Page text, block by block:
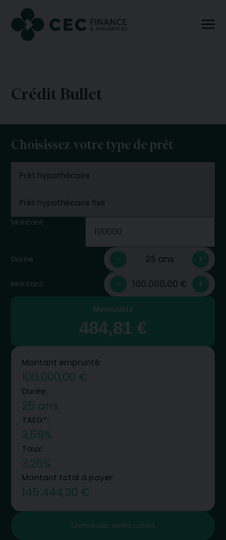
Crédit Bullet
Choisissez votre type de prêt
Montant
Durée - 25 ans +
Montant - 100.000,00 € +
Mensualité
484,81 €
Montant emprunté:
100.000,00 €
Durée:
25 ans
TAEG*:
3,59%
Taux:
3,25%
Montant total à payer:
145.444,30 €
Demander votre crédit